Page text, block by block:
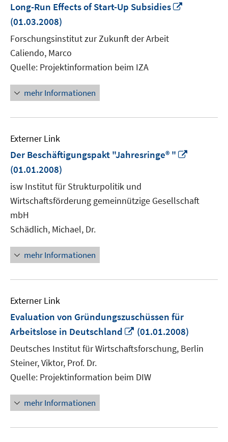
Long-Run Effects of Start-Up Subsidies
(01.03.2008)
Forschungsinstitut zur Zukunft der Arbeit
Caliendo, Marco
Quelle: Projektinformation beim IZA
mehr Informationen
Externer Link
Der Beschäftigungspakt "Jahresringe® "
(01.01.2008)
isw Institut für Strukturpolitik und
Wirtschaftsförderung gemeinnützige Gesellschaft
mbH
Schädlich, Michael, Dr.
mehr Informationen
Externer Link
Evaluation von Gründungszuschüssen für
Arbeitslose in Deutschland
In
neuem
Fenster
(01.01.2008)
Deutsches Institut für Wirtschaftsforschung, Berlin
Steiner, Viktor, Prof. Dr.
Quelle: Projektinformation beim DIW
mehr Informationen